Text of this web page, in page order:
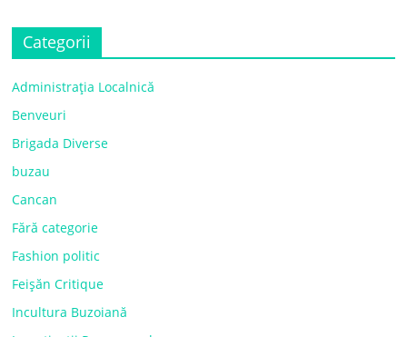
Categorii
Administrația Localnică
Benveuri
Brigada Diverse
buzau
Cancan
Fără categorie
Fashion politic
Feișăn Critique
Incultura Buzoiană